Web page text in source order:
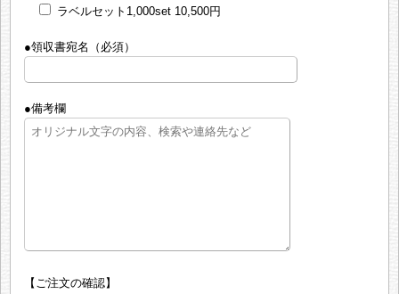
ラベルセット1,000set 10,500円
●領収書宛名（必須）
●備考欄
【ご注文の確認】